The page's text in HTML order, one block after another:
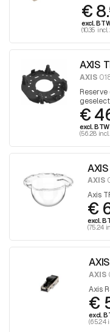
€
excl.
(10.35
AXIS
AXIS
€
excl. BTW
(56.28 incl.
AXIS
Axis
€
excl.
(75.24
AXIS
Axis
€
excl.
(65.24